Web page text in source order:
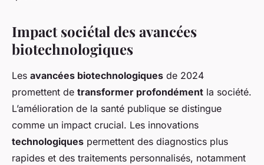
Impact sociétal des avancées
biotechnologiques
Les avancées biotechnologiques de 2024
promettent de transformer profondément la société.
L’amélioration de la santé publique se distingue
comme un impact crucial. Les innovations
technologiques permettent des diagnostics plus
rapides et des traitements personnalisés, notamment